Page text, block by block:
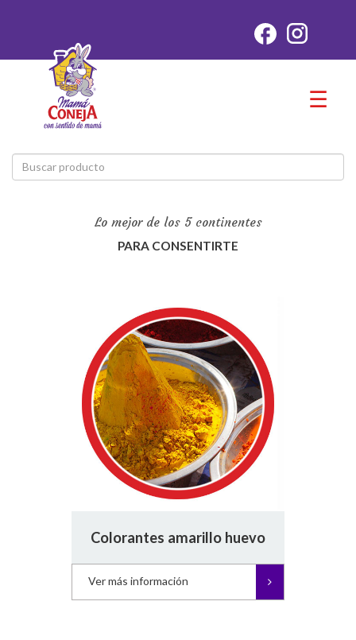
☰
Lo mejor de los 5 continentes
PARA CONSENTIRTE
Colorantes amarillo huevo
Ver más información